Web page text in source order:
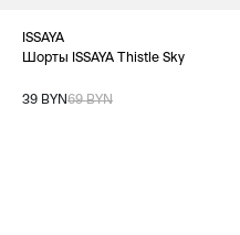
ISSAYA
Шорты ISSAYA Thistle Sky
39 BYN69 BYN